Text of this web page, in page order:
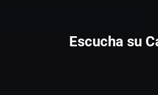
Escucha su